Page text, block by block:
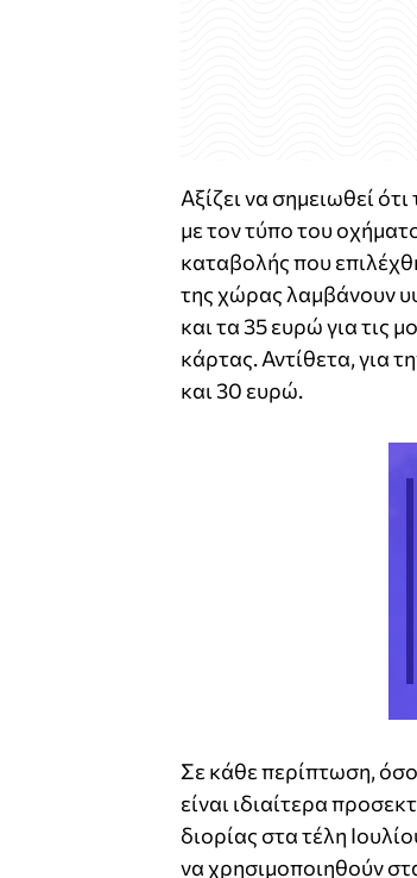
Αξίζει να σημειωθεί
με τον τύπο του
καταβολής που
της χώρας λαμβάνουν
και τα 35 ευρώ για τις
κάρτας. Αντίθετα, για
και 30 ευρώ.
Σε κάθε περίπτωση,
είναι ιδιαίτερα
διορίας στα τέλη
να χρησιμοποιηθούν